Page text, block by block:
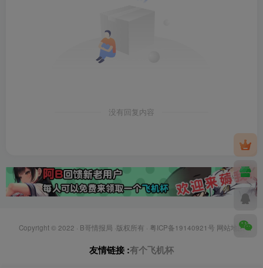
没有回复内容
Copyright © 2022 · B哥情报局 ·版权所有 · 粤ICP备19140921号 网站地图
友情链接 :有个飞机杯